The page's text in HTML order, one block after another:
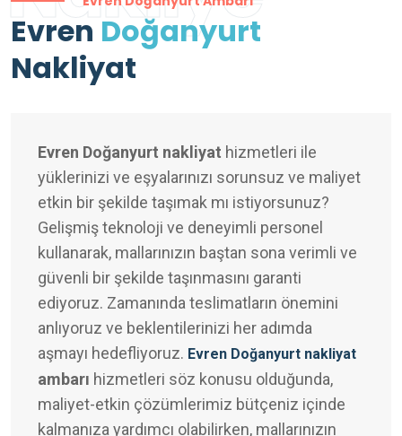
Evren Doğanyurt
Nakliyat
Evren Doğanyurt nakliyat hizmetleri ile
yüklerinizi ve eşyalarınızı sorunsuz ve maliyet
etkin bir şekilde taşımak mı istiyorsunuz?
Gelişmiş teknoloji ve deneyimli personel
kullanarak, mallarınızın baştan sona verimli ve
güvenli bir şekilde taşınmasını garanti
ediyoruz. Zamanında teslimatların önemini
anlıyoruz ve beklentilerinizi her adımda
aşmayı hedefliyoruz. Evren Doğanyurt nakliyat
ambarı hizmetleri söz konusu olduğunda,
maliyet-etkin çözümlerimiz bütçeniz içinde
kalmanıza yardımcı olabilirken, mallarınızın